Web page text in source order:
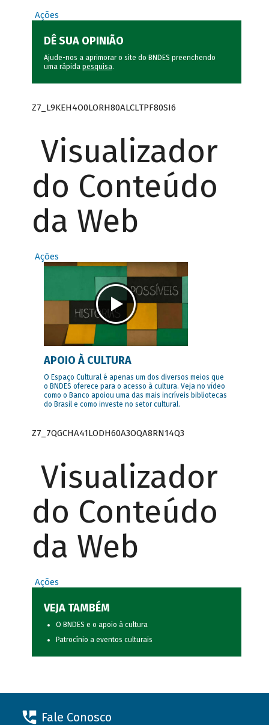
Ações
DÊ SUA OPINIÃO
Ajude-nos a aprimorar o site do BNDES preenchendo
uma rápida pesquisa.
Z7_L9KEH4O0LORH80ALCLTPF80SI6
Visualizador
do Conteúdo
da Web
Ações
APOIO À CULTURA
O Espaço Cultural é apenas um dos diversos meios que
o BNDES oferece para o acesso à cultura. Veja no vídeo
como o Banco apoiou uma das mais incríveis bibliotecas
do Brasil e como investe no setor cultural.
Z7_7QGCHA41LODH60A3OQA8RN14Q3
Visualizador
do Conteúdo
da Web
Ações
VEJA TAMBÉM
O BNDES e o apoio à cultura
Patrocínio a eventos culturais
Fale Conosco